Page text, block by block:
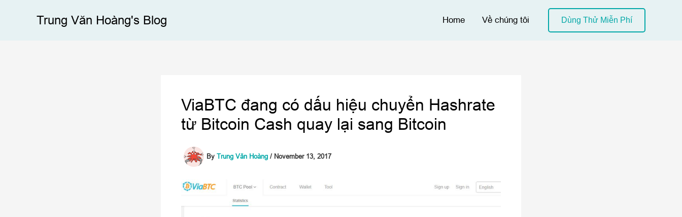
Trung Văn Hoàng's Blog Home Về chúng tôi Dùng Thử Miễn Phí
ViaBTC đang có dấu hiệu chuyển Hashrate
từ Bitcoin Cash quay lại sang Bitcoin
By Trung Văn Hoàng / November 13, 2017